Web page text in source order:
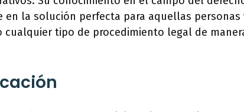
la solución perfecta para aquellas personas
cualquier tipo de procedimiento legal de